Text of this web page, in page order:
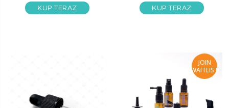
KUP TERAZ KUP TERAZ
JOIN
WAITLIST